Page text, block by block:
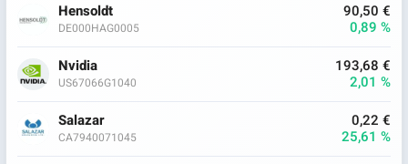
Hensoldt
DE000HAG0005
90,50 €
0,89 %
Nvidia
US67066G1040
193,68 €
2,01 %
Salazar
CA7940071045
0,22 €
25,61 %